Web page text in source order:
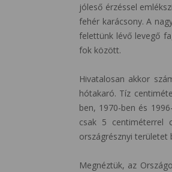
jóleső érzéssel
fehér karácsony. A
felettünk lévő levegő
fok között.
Hivatalosan akkor
hótakaró. Tíz
ben, 1970-ben és
csak 5 centiméterrel
országrésznyi
Megnéztük, az